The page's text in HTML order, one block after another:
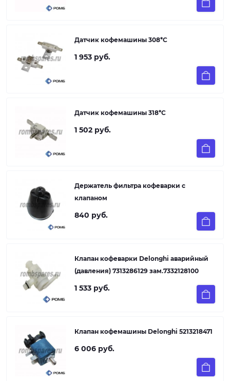
Датчик кофемашины 308*С
1 953 руб.
Датчик кофемашины 318*С
1 502 руб.
Держатель фильтра кофеварки с
клапаном
840 руб.
Клапан кофеварки Delonghi аварийный
(давления) 7313286129 зам.7332128100
1 533 руб.
Клапан кофемашины Delonghi 5213218471
6 006 руб.